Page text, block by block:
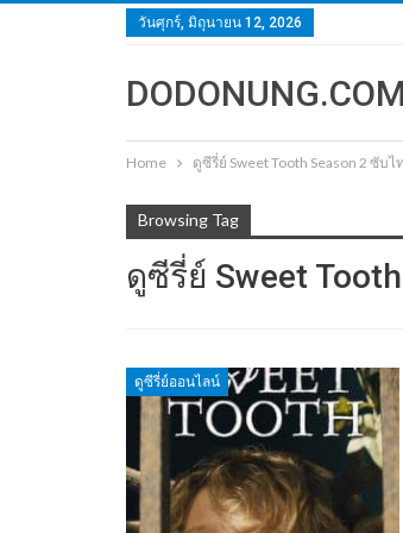
วันศุกร์, มิถุนายน 12, 2026
DODONUNG.COM
Home ดูซีรี่ย์ Sweet Tooth Season 2 ซับไ
Browsing Tag
ดูซีรี่ย์ Sweet
ดูซีรี่ย์ออนไลน์